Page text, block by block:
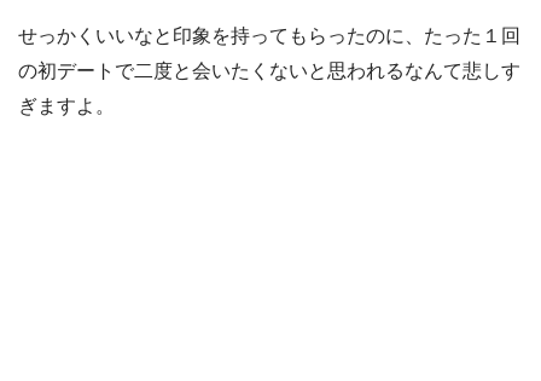
せっかくいいなと印象を持ってもらったのに、たった１回
の初デートで二度と会いたくないと思われるなんて悲しす
ぎますよ。